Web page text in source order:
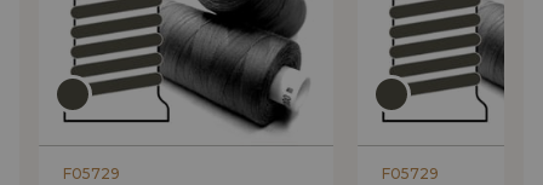
F05729 F05729